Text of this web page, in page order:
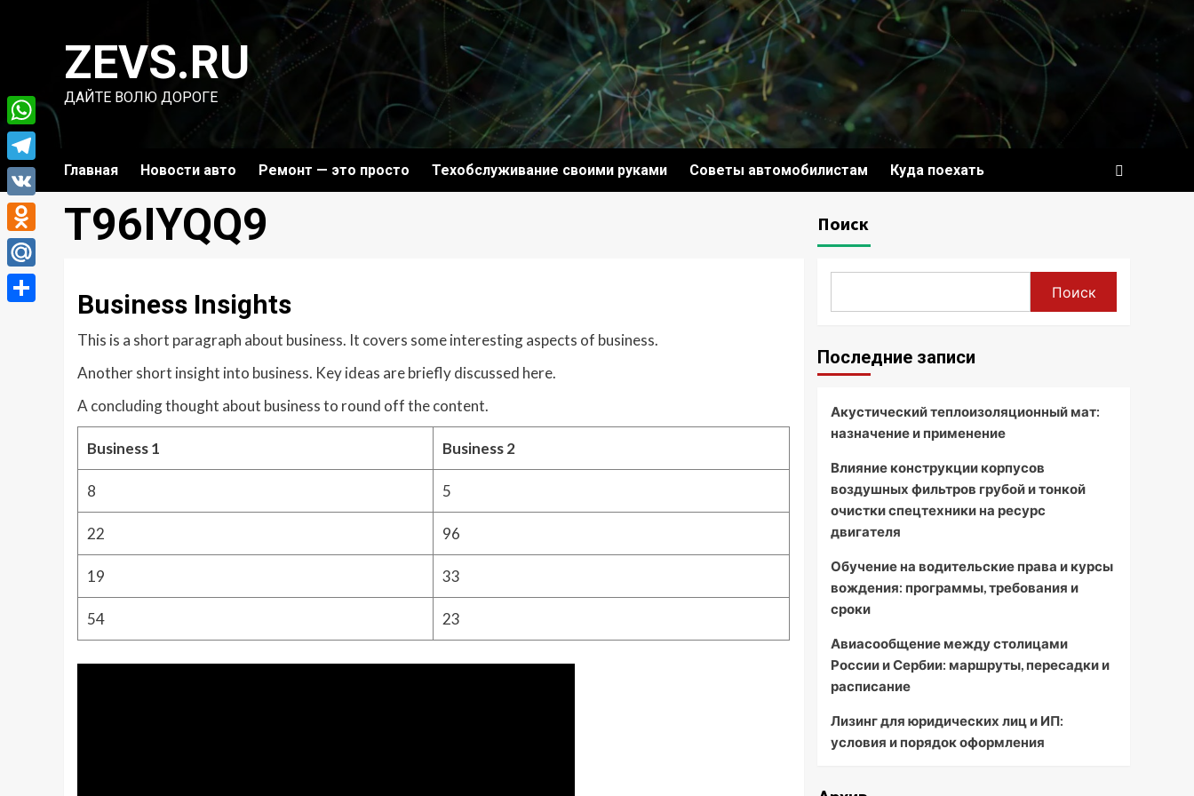
содержимомуZEVS.RU
ДАЙТЕ ВОЛЮ ДОРОГЕ
Главная Новости авто Ремонт — это просто Техобслуживание своими руками Советы автомобилистам Куда поехать
T96IYQQ9
Business Insights
This is a short paragraph about business. It covers some interesting aspects of business.
Another short insight into business. Key ideas are briefly discussed here.
A concluding thought about business to round off the content.
Business 1 Business 2
8 5
22 96
19 33
54 23
Поиск
Поиск
Последние записи
Акустический теплоизоляционный мат:
назначение и применение
Влияние конструкции корпусов
воздушных фильтров грубой и тонкой
очистки спецтехники на ресурс
двигателя
Обучение на водительские права и курсы
вождения: программы, требования и
сроки
Авиасообщение между столицами
России и Сербии: маршруты, пересадки и
расписание
Лизинг для юридических лиц и ИП:
условия и порядок оформления
WhatsApp
Telegram
VK
Odnoklassniki
Mail.Ru
Отправить